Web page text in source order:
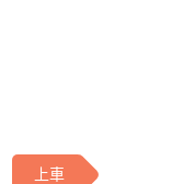
上車